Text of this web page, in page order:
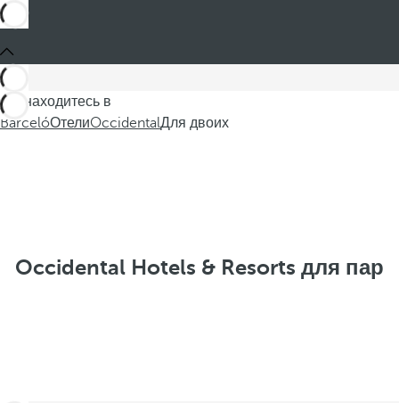
Вы находитесь в
BarcelóОтелиOccidentalДля двоих
Occidental Hotels & Resorts для пар